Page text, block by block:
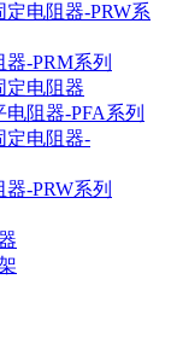
电阻器-PRW系
-PRM系列
电阻器
阻器-PFA系列
电阻器-
-PRW系列